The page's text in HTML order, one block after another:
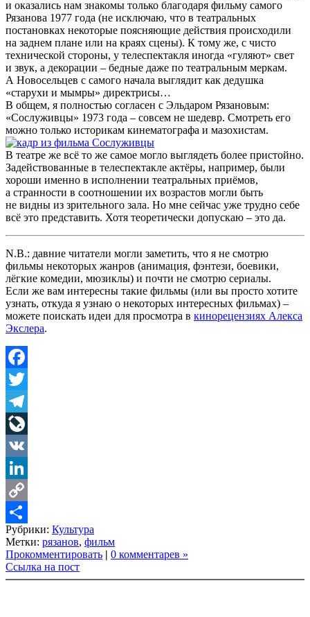
и оказались нам знакомы только благодаря фильму самого
Рязанова 1977 года (не исключаю, что в театральных
постановках некоторые поясняющие действия происходили
на заднем плане или на краях сцены). К тому же, с чисто
технической стороны, у телеспектакля иногда «гуляют» свет
и звук, а декорации – бедные даже по театральным меркам.
А Новосельцев с самого начала выглядит как дедушка
«старухи и мымры» директрисы…
В общем, я полностью согласен с Эльдаром Рязановым:
«Сослуживцы» 1973 года – совсем не шедевр. Смотреть его
можно только историкам кинематографа и мазохистам.
В театре же всё то же самое могло выглядеть более пристойно.
Задействованные в телеспектакле актёры, например, были
хороши именно в исполнении театральных приёмов,
а странности в соотношении их возрастов могли быть
не видны из зрительного зала. Но мне сейчас уже трудно себе
всё это представить. Хотя теоретически допускаю – это да.
N.B.: давние читатели могли заметить, что я не смотрю
фильмы некоторых жанров (анимация, фэнтези, боевики,
лёгкие комедии, мюзиклы) и почти не смотрю сериалы.
Если же вам интересны такие фильмы (или вы просто хотите
узнать, откуда я узнаю о некоторых интересных фильмах) –
можете поискать идеи для просмотра в кинорецензиях Алекса
Экслера.
Facebook
Twitter
Telegram
LiveJournal
VK
LinkedIn
Copy
Link
Share
Рубрики: Культура
Метки: рязанов, фильм
Прокомментировать | 0 комментарев »
Ссылка на пост